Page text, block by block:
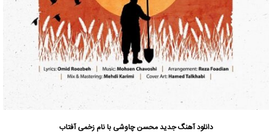
دانلود آهنگ جدیدمحسن چاوشی با نام زخمی آفتاب